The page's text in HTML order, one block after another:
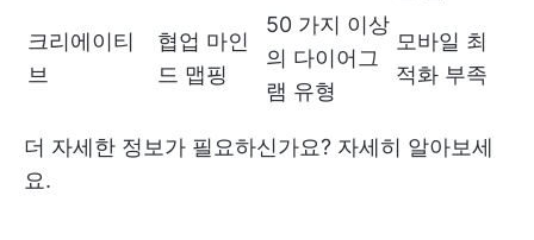
크리에이티
브
협업 마인
드 맵핑
50 가지 이상
의 다이어그
램 유형
모바일 최
적화 부족
더 자세한 정보가 필요하신가요? 자세히 알아보세
요.